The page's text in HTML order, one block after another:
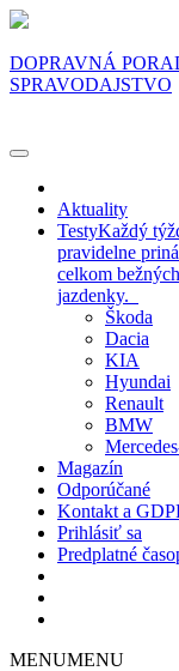
DOPRAVNÁ
SPRAVODAJSTVO
Aktuality
TestyKaždý
pravidelne
celkom
jazdenky.
Škoda
Dacia
KIA
Hyundai
Renault
BMW
Magazín
Odporúčané
Kontakt a
Prihlásiť sa
Predplatné
MENUMENU